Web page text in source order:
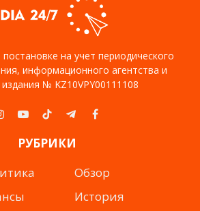
на учет периодического
информационного агентства и
№ KZ10VPY00111108
YouTubeTikTokTelegramFacebook
РУБРИКИ
Обзор
История